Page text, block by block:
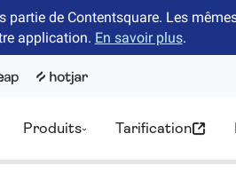
partie de Contentsquare. Les
application. En savoir plus.
Produits Tarification